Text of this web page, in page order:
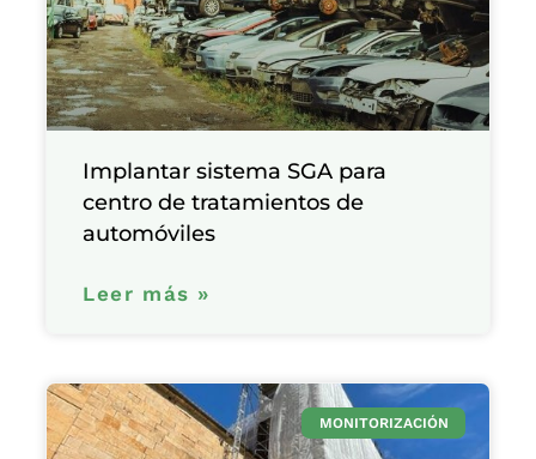
Implantar sistema SGA para
centro de tratamientos de
automóviles
Leer más »
MONITORIZACIÓN